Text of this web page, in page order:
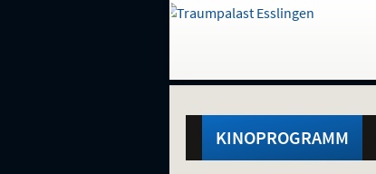
direkt
Inhalt
Menü
und
Gehe
Standortauswahl
KINOPROGRAMM